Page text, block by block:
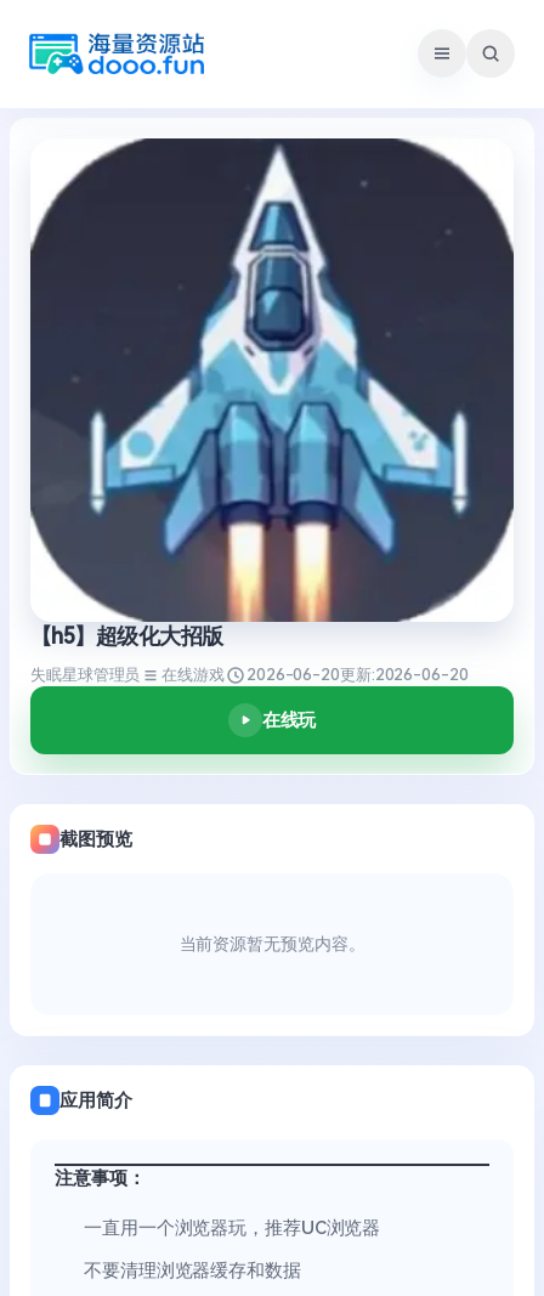
【h5】超级化大招版
失眠星球管理员 在线游戏 2026-06-20更新:2026-06-20
在线玩
截图预览
当前资源暂无预览内容。
应用简介
注意事项：
一直用一个浏览器玩，推荐UC浏览器
不要清理浏览器缓存和数据